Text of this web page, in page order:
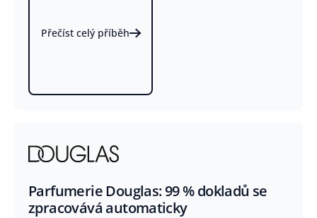
Přečíst celý příběh
Parfumerie Douglas: 99 % dokladů se
zpracovává automaticky